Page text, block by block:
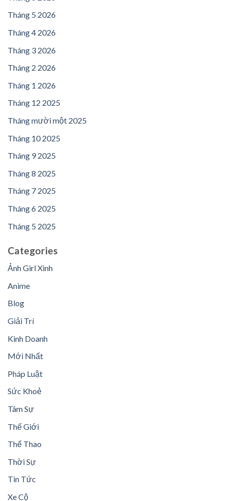
Tháng 5 2026
Tháng 4 2026
Tháng 3 2026
Tháng 2 2026
Tháng 1 2026
Tháng 12 2025
Tháng mười một 2025
Tháng 10 2025
Tháng 9 2025
Tháng 8 2025
Tháng 7 2025
Tháng 6 2025
Tháng 5 2025
Categories
Ảnh Girl Xinh
Anime
Blog
Giải Trí
Kinh Doanh
Mới Nhất
Pháp Luật
Sức Khoẻ
Tâm Sự
Thế Giới
Thể Thao
Thời Sự
Tin Tức
Xe Cộ